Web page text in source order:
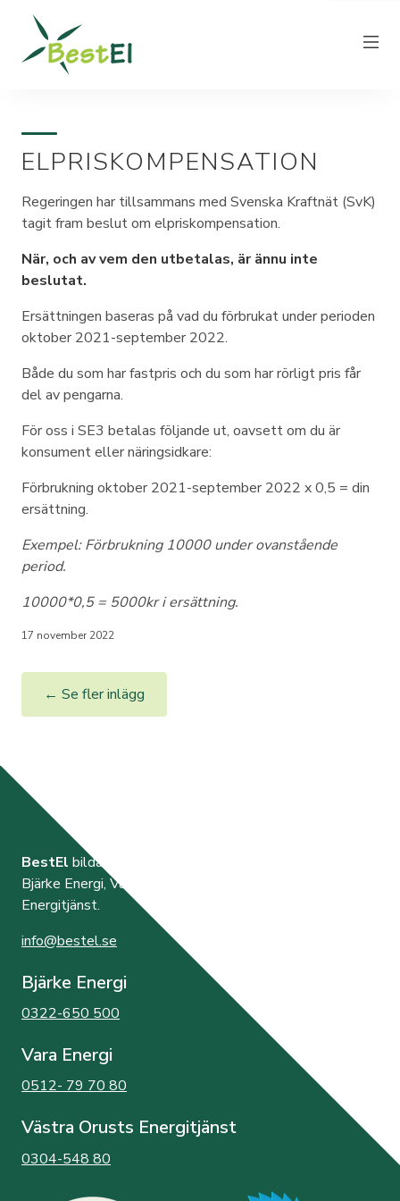
NYHETER
OM OSS
VÅRA ELPRISER
KUNDTJÄNST
PRODUCERA EL
FAKTURAINFORMATION
ELPRISKOMPENSATION
Regeringen har tillsammans med Svenska Kraftnät (SvK)
tagit fram beslut om elpriskompensation.
När, och av vem den utbetalas, är ännu inte
beslutat.
Ersättningen baseras på vad du förbrukat under perioden
oktober 2021-september 2022.
Både du som har fastpris och du som har rörligt pris får
del av pengarna.
För oss i SE3 betalas följande ut, oavsett om du är
konsument eller näringsidkare:
Förbrukning oktober 2021-september 2022 x 0,5 = din
ersättning.
Exempel: Förbrukning 10000 under ovanstående
period.
10000*0,5 = 5000kr i ersättning.
17 november 2022
← Se fler inlägg
BestEl bildades år 2000 av de tre elnätsföretagen
Bjärke Energi, Vara Energi samt Västra Orusts
Energitjänst.
info@bestel.se
Bjärke Energi
0322-650 500
Vara Energi
0512- 79 70 80
Västra Orusts Energitjänst
0304-548 80